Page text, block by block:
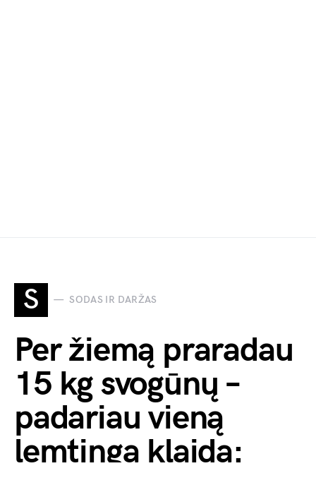
S SODAS IR DARŽAS
Per žiemą praradau
15 kg svogūnų –
padariau vieną
lemtingą klaidą: